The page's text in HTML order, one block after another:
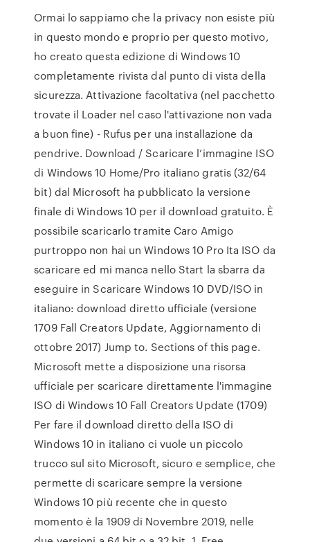
Ormai lo sappiamo che la privacy non esiste più
in questo mondo e proprio per questo motivo,
ho creato questa edizione di Windows 10
completamente rivista dal punto di vista della
sicurezza. Attivazione facoltativa (nel pacchetto
trovate il Loader nel caso l'attivazione non vada
a buon fine) - Rufus per una installazione da
pendrive. Download / Scaricare l’immagine ISO
di Windows 10 Home/Pro italiano gratis (32/64
bit) dal Microsoft ha pubblicato la versione
finale di Windows 10 per il download gratuito. È
possibile scaricarlo tramite Caro Amigo
purtroppo non hai un Windows 10 Pro Ita ISO da
scaricare ed mi manca nello Start la sbarra da
eseguire in Scaricare Windows 10 DVD/ISO in
italiano: download diretto ufficiale (versione
1709 Fall Creators Update, Aggiornamento di
ottobre 2017) Jump to. Sections of this page.
Microsoft mette a disposizione una risorsa
ufficiale per scaricare direttamente l'immagine
ISO di Windows 10 Fall Creators Update (1709)
Per fare il download diretto della ISO di
Windows 10 in italiano ci vuole un piccolo
trucco sul sito Microsoft, sicuro e semplice, che
permette di scaricare sempre la versione
Windows 10 più recente che in questo
momento è la 1909 di Novembre 2019, nelle